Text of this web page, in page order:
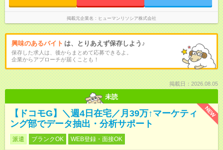
掲載元企業名 ヒューマンリソシア株式会社
興味のあるバイト は、とりあえず保存しよう♪
保存した求人は、後からまとめて応募できるよ。
企業からアプローチが届くことも！
掲載日：2026.08.05
未読
NEW
【ドコモG】＼週4日在宅／月39万↑マーケティ
ング部でデータ抽出・分析サポート
派遣 ブランクOK WEB登録・面接OK